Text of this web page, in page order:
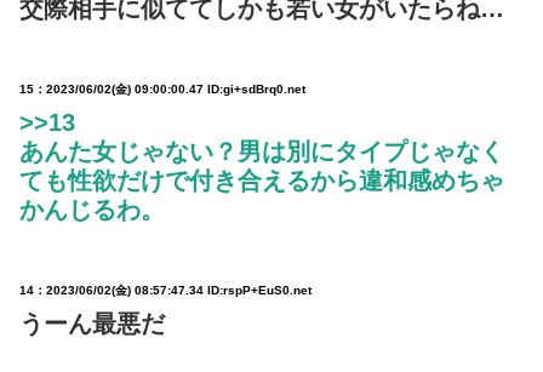
交際相手に似ててしかも若い女がいたらね…
15： 2023/06/02(金) 09:00:00.47 ID:gi+sdBrq0.net
>>13
あんた女じゃない？男は別にタイプじゃなく
ても性欲だけで付き合えるから違和感めちゃ
かんじるわ。
14： 2023/06/02(金) 08:57:47.34 ID:rspP+EuS0.net
うーん最悪だ